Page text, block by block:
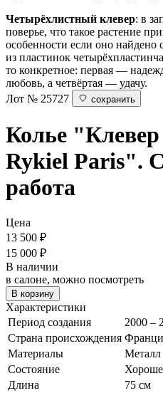
Четырёхлистный клевер: в
поверье, что такое растение
особенности если оно найдено
из пластинок
то конкретное: первая —
любовь, а четвёртая — удачу.
Лот № 25727
сохранить
Колье
Rykiel Paris".
работа
Цена
13 500 ₽
15 000 ₽
В наличии
в салоне, можно посмотреть
В корзину
Характеристики
Период создания
2000 –
Страна происхождения
Материалы
Металл
Состояние
Длина
75 см